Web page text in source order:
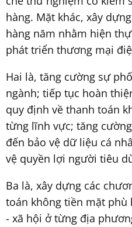
hàng. Mặt khác, xây
hàng năm nhằm hiện
phát triển thương mại
Hai là, tăng cường sự
ngành; tiếp tục hoàn
quy định về thanh toán
từng lĩnh vực; tăng
đến bảo vệ dữ liệu cá
vệ quyền lợi người tiêu
Ba là, xây dựng các
toán không tiền mặt
- xã hội ở từng địa